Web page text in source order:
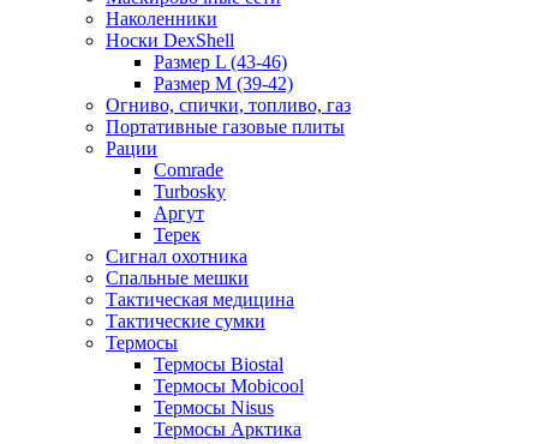
Наколенники
Носки DexShell
Размер L (43-46)
Размер M (39-42)
Огниво, спички, топливо, газ
Портативные газовые плиты
Рации
Comrade
Turbosky
Аргут
Терек
Сигнал охотника
Спальные мешки
Тактическая медицина
Тактические сумки
Термосы
Термосы Biostal
Термосы Mobicool
Термосы Nisus
Термосы Арктика